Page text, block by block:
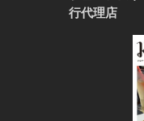
行代理店